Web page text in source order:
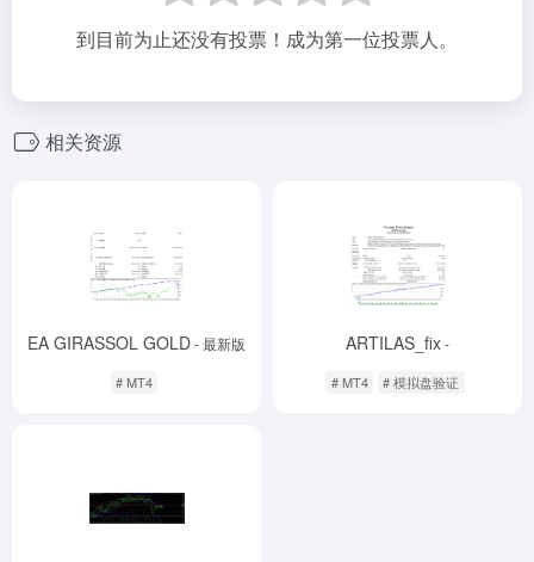
到目前为止还没有投票！成为第一位投票人。
相关资源
EA GIRASSOL GOLD- 最新版
# MT4
ARTILAS_fix-
# MT4 # 模拟盘验证